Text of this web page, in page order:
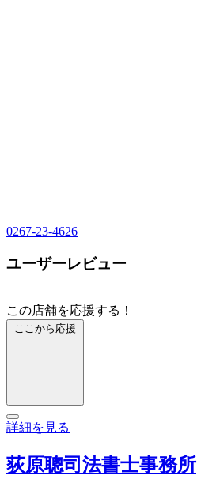
0267-23-4626
ユーザーレビュー
この店舗を応援する！
ここから応援
詳細を見る
荻原聰司法書士事務所